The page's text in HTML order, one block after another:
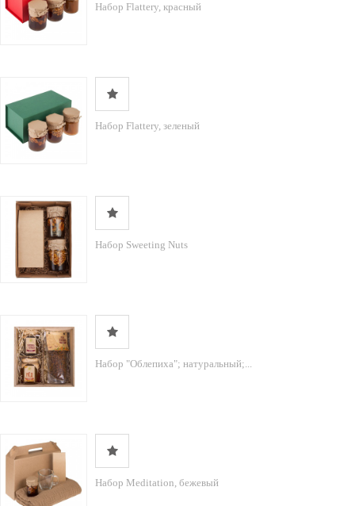
Набор Flattery, красный
Набор Flattery, зеленый
Набор Sweeting Nuts
Набор "Облепиха"; натуральный;...
Набор Meditation, бежевый